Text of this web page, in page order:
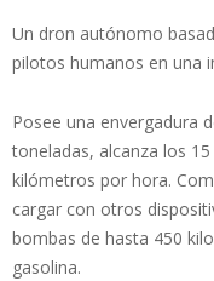
Un dron autónomo
pilotos humanos en una
Posee una envergadura
toneladas, alcanza los
kilómetros por hora.
cargar con otros
bombas de hasta 450
gasolina.